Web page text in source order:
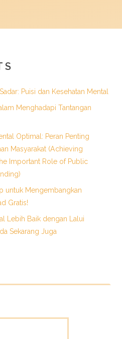
Puisi dan Kesehatan Mental
Menghadapi Tantangan
Optimal: Peran Penting
Masyarakat (Achieving
Important Role of Public
untuk Mengembangkan
Gratis!
Lebih Baik dengan Lalui
Sekarang Juga